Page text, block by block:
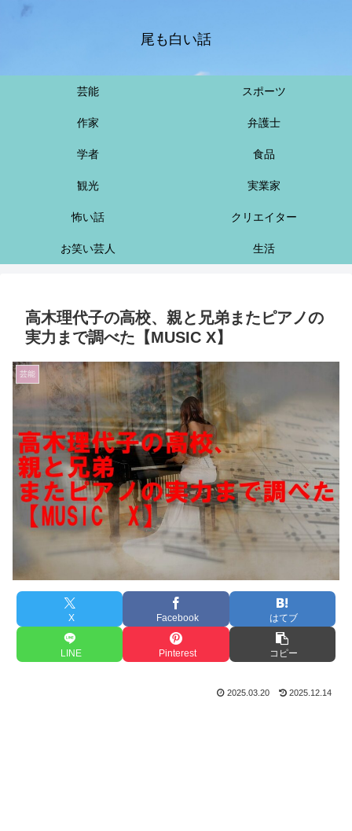
尾も白い話
芸能 スポーツ
作家 弁護士
学者 食品
観光 実業家
怖い話 クリエイター
お笑い芸人 生活
高木理代子の高校、親と兄弟またピアノの
実力まで調べた【MUSIC X】
芸能
X Facebook はてブ
LINE Pinterest コピー
2025.03.20 2025.12.14